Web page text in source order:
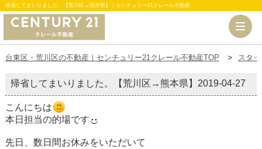
帰省してまいりました。【荒川区→熊本県】｜センチュリー21クレール不動産
台東区・荒川区の不動産｜センチュリー21クレール不動産TOP スタ
帰省してまいりました。【荒川区→熊本県】 2019-04-27
こんにちは
本日担当の的場です
先日、数日間お休みをいただいて